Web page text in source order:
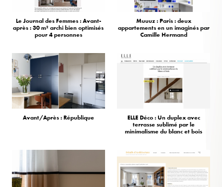
Le Journal des Femmes : Avant-
après : 30 m² archi bien optimisés
pour 4 personnes
Muuuz : Paris : deux
appartements en un imaginés par
Camille Hermand
Avant/Après : République
ELLE Déco : Un duplex avec
terrasse sublimé par le
minimalisme du blanc et bois